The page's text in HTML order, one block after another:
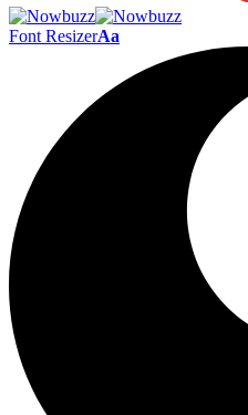
Font ResizerAa